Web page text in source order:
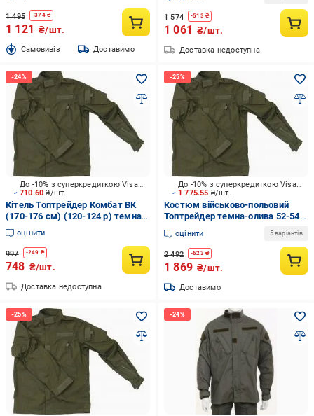
1 495 -374₴
1 121 ₴/шт.
Cамовивіз Доставимо
1 574 -513₴
1 061 ₴/шт.
Доставка недоступна
710.60₴/шт.
До -10% з суперкредиткою Visa Вигода
Кітель Топтрейдер Комбат ВК
(170-176 см) (120-124 р) темна-
олива р.XXL
оцінити
997 -249 ₴
748 ₴/шт.
Доставка недоступна
1 775.55 ₴/шт.
До -10% з суперкредиткою Visa Вигода
Костюм військово-польовий
Топтрейдер темна-олива 52-54р
/ 170-176 см (Широкий Воріт) р.L
оцінити 5 варіантів
2 492 -623₴
1 869 ₴/шт.
Доставимо